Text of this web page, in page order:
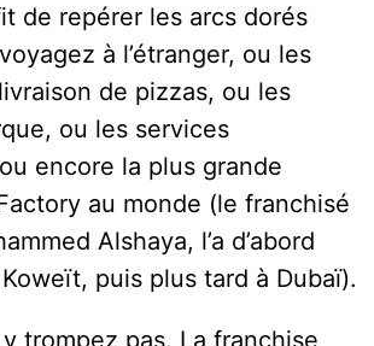
de repérer les arcs dorés
à l’étranger, ou les
de pizzas, ou les
ou les services
encore la plus grande
au monde (le franchisé
Alshaya, l’a d’abord
puis plus tard à Dubaï).
trompez pas. La franchise